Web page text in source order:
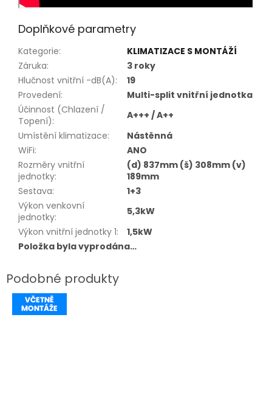
Doplňkové parametry
Kategorie:
KLIMATIZACE S MONTÁŽÍ
Záruka:
3 roky
Hlučnost vnitřní -dB(A):
19
Provedení:
Multi-split vnitřní jednotka
Účinnost (Chlazení /
Topení):
A+++ / A++
Umístění klimatizace:
Nástěnná
WiFi:
ANO
Rozměry vnitřní
jednotky:
(d) 837mm (š) 308mm (v)
189mm
Sestava:
1+3
Výkon venkovní
jednotky:
5,3kW
Výkon vnitřní jednotky 1:
1,5kW
Položka byla vyprodána…